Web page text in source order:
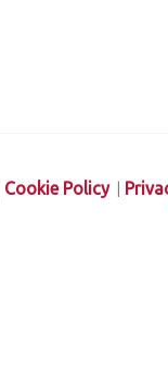
Cookie Policy|